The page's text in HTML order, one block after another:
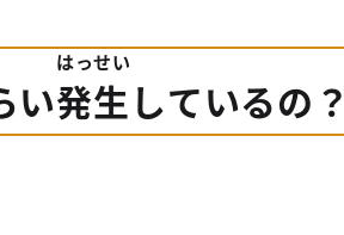
い発生
はっせい
しているの？